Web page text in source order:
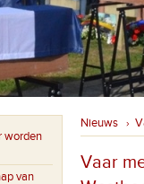
worden
van
Nieuws ›
Vaar